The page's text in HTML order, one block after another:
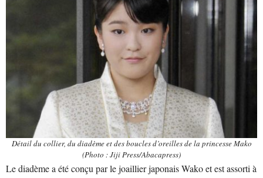
Détail du collier, du diadème et des boucles d’oreilles de la princesse Mako
(Photo : Jiji Press/Abacapress)
Le diadème a été conçu par le joaillier japonais Wako et est assorti à